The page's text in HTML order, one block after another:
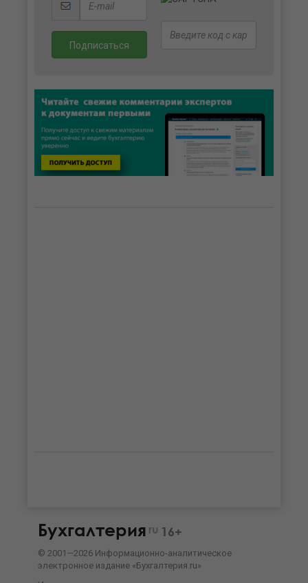
Бухгалтерия ru 16+
© 2001—2026 Информационно-аналитическое
электронное издание «Бухгалтерия.ru»